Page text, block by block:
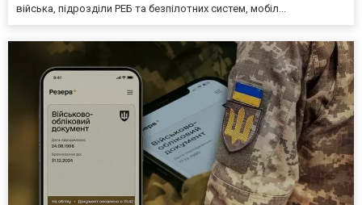
війська, підрозділи РЕБ та безпілотних систем, мобіл...